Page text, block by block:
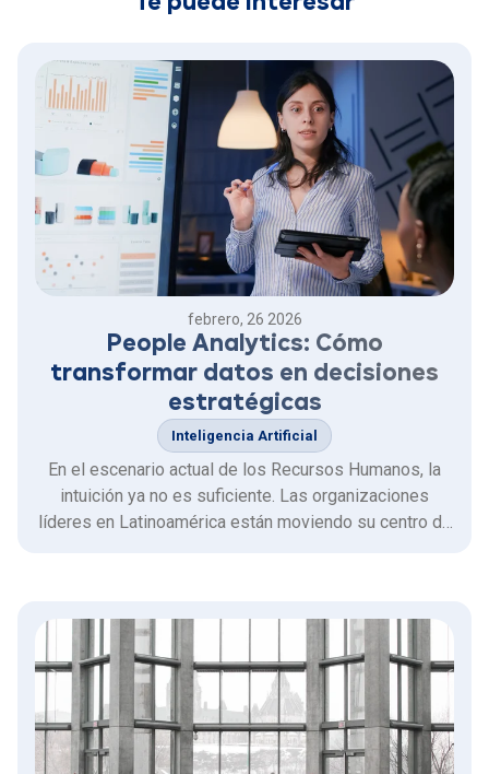
febrero, 26 2026
People Analytics: Cómo
transformar datos en decisiones
estratégicas
Inteligencia Artificial
En el escenario actual de los Recursos Humanos, la
intuición ya no es suficiente. Las organizaciones
líderes en Latinoamérica están moviendo su centro de